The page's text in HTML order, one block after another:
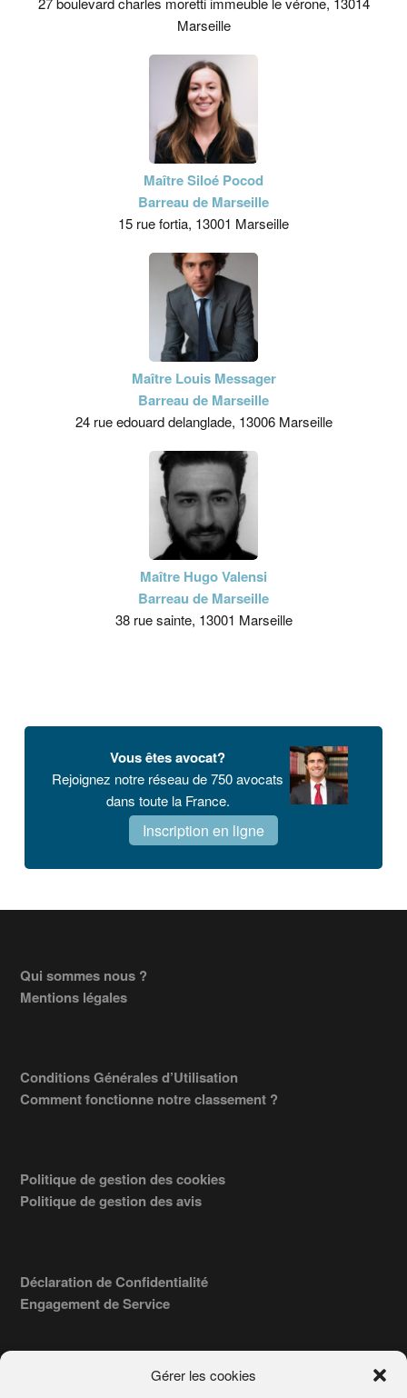
Gérer les cookies
Marseille
Maître Siloé Pocod
Barreau de Marseille
15 rue fortia, 13001 Marseille
Maître Louis Messager
Barreau de Marseille
24 rue edouard delanglade, 13006 Marseille
Maître Hugo Valensi
Barreau de Marseille
38 rue sainte, 13001 Marseille
Vous êtes avocat?
Rejoignez notre réseau de 750 avocats
dans toute la France.
Inscription en ligne
Footer
Qui sommes nous ?
Mentions légales
Conditions Générales d’Utilisation
Comment fonctionne notre classement ?
Politique de gestion des cookies
Politique de gestion des avis
Déclaration de Confidentialité
Engagement de Service